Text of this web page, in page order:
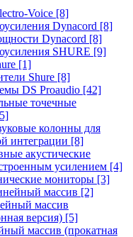
Voice [8]
Dynacord [8]
Dynacord [8]
SHURE [9]
[1]
Shure [8]
DS Proaudio [42]
точечные
колонны для
интеграции [8]
акустические
усилением [4]
мониторы [3]
массив [2]
массив
версия) [5]
массив (прокатная